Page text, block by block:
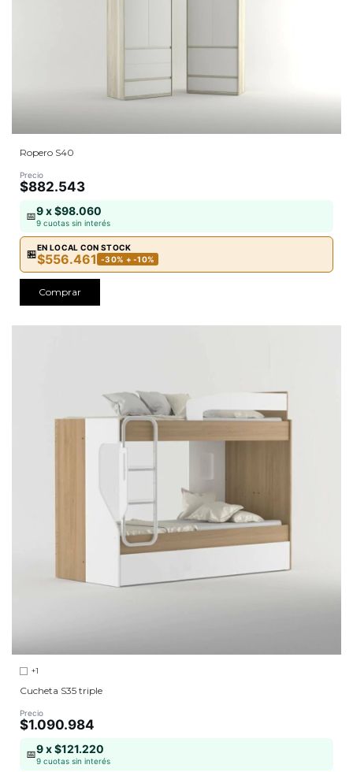
Ropero S40
Precio
$882.543
📅9 x $98.060
9 cuotas sin interés
🏪
EN LOCAL CON STOCK
$556.461 -30% + -10%
Comprar
+1
Cucheta S35 triple
Precio
$1.090.984
📅9 x $121.220
9 cuotas sin interés